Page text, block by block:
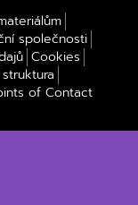
společnosti
Cookies
of Contact